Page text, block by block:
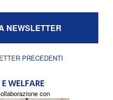
NEWSLETTER
PRECEDENTI
WELFARE
con